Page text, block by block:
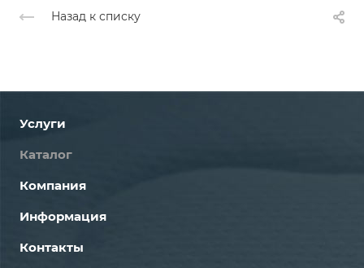
Назад к списку
Услуги
Каталог
Компания
Информация
Контакты